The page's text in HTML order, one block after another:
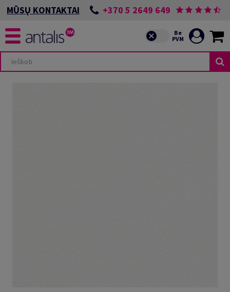
MŪSŲ KONTAKTAI +370 5 2649 649